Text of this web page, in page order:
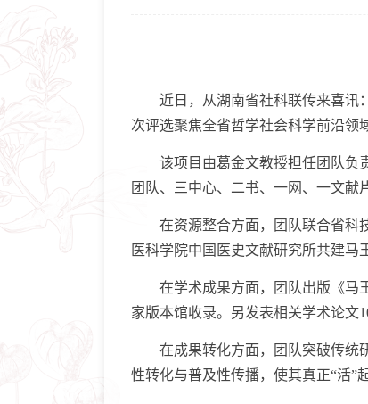
近日，从湖南省社科联传来喜讯：
次评选聚焦全省哲学社会科学前沿领
该项目由葛金文教授担任团队负责
团队、三中心、二书、一网、一文献
在资源整合方面，团队联合省科技
医科学院中国医史文献研究所共建马
在学术成果方面，团队出版《马王
家版本馆收录。另发表相关学术论文
在成果转化方面，团队突破传统研
性转化与普及性传播，使其真正“活”